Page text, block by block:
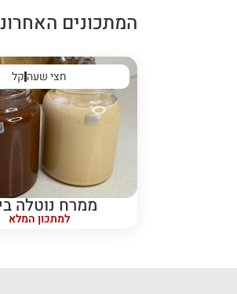
המתכונים
חצי שעה קל
ממרח נוטלה
למתכון המלא